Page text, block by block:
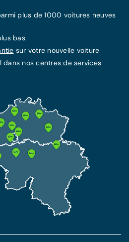
plus de 1000 voitures neuves
bas
sur votre nouvelle voiture
dans noscentres de services